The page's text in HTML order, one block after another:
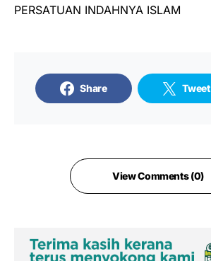
PERSATUAN INDAHNYA ISLAM
Share Tweet
View Comments (0)